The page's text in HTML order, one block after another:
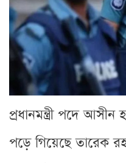
প্রধানমন্ত্রী পদে
পড়ে গিয়েছে তারেক